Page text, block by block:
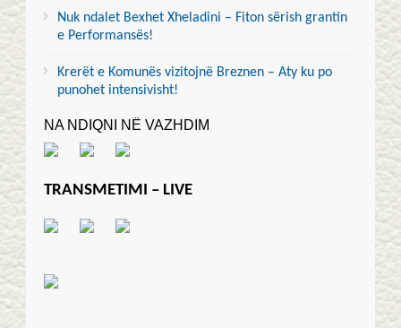
Nuk ndalet Bexhet Xheladini – Fiton sërish grantin
e Performansës!
Krerët e Komunës vizitojnë Breznen – Aty ku po
punohet intensivisht!
NA NDIQNI NË VAZHDIM
TRANSMETIMI – LIVE